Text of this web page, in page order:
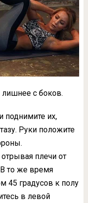
лишнее с боков.
поднимите их,
Руки положите
плечи от
то же время
45 градусов к полу
в левой